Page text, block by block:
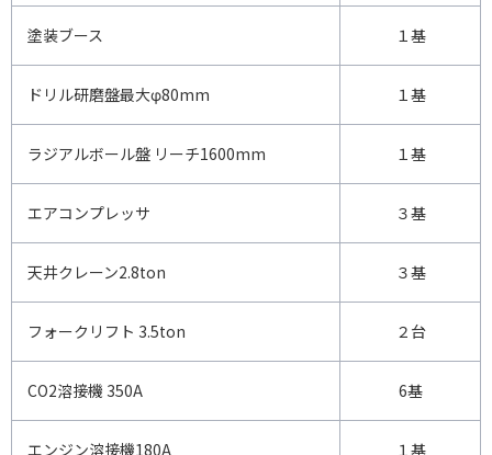
塗装ブース １基
ドリル研磨盤最大φ80mm １基
ラジアルボール盤 リーチ1600mm １基
エアコンプレッサ ３基
天井クレーン2.8ton ３基
フォークリフト 3.5ton ２台
CO2溶接機 350A 6基
エンジン溶接機180A １基